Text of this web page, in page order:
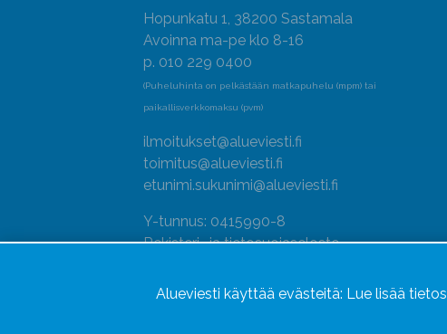
Hopunkatu 1, 38200 Sastamala
Avoinna ma-pe klo 8-16
p. 010 229 0400
(Puheluhinta on pelkästään matkapuhelu (mpm) tai
paikallisverkkomaksu (pvm)
ilmoitukset@alueviesti.fi
toimitus@alueviesti.fi
etunimi.sukunimi@alueviesti.fi
Y-tunnus: 0415990-8
Rekisteri- ja tietosuojaseloste
Seuraa meitä
Alueviesti käyttää evästeitä: Lue lisää